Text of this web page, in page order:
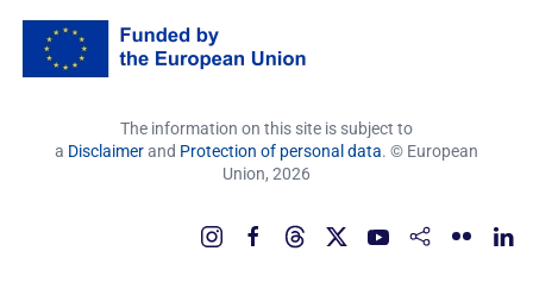
The information on this site is subject to
a Disclaimerand Protection of personal data. © European
Union, 2026